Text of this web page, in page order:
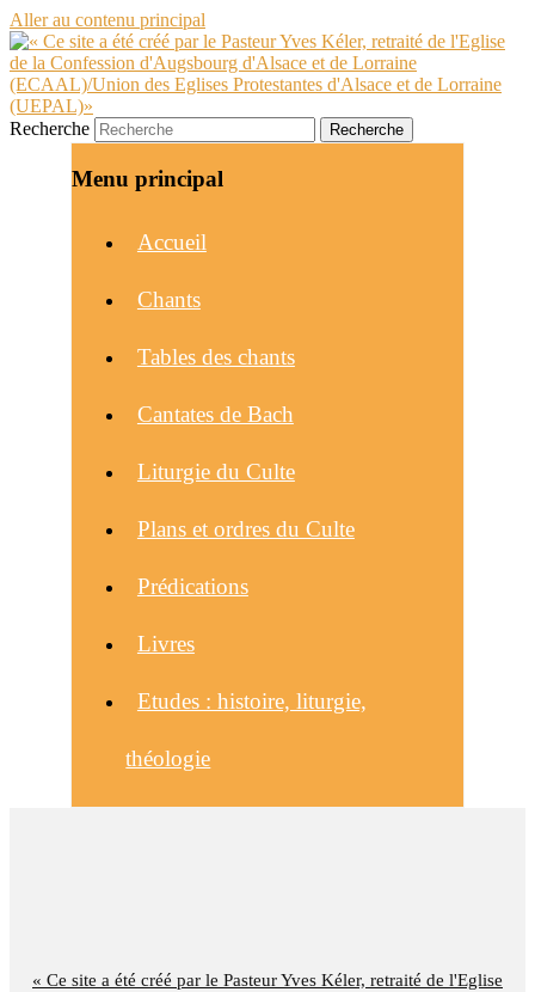
Aller au contenu principal
« Ce site a été créé par le Pasteur Yves Kéler, retraité de l'Eglise
Recherche
Menu principal
Accueil
Chants
Tables des chants
Cantates de Bach
Liturgie du Culte
Plans et ordres du Culte
Prédications
Livres
Etudes : histoire, liturgie,
théologie